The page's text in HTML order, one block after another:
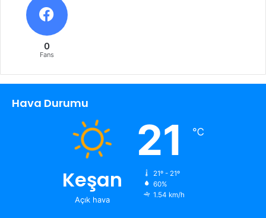
0
Fans
Hava Durumu
Keşan
Açık hava
21 ℃
21º - 21º
60%
1.54 km/h